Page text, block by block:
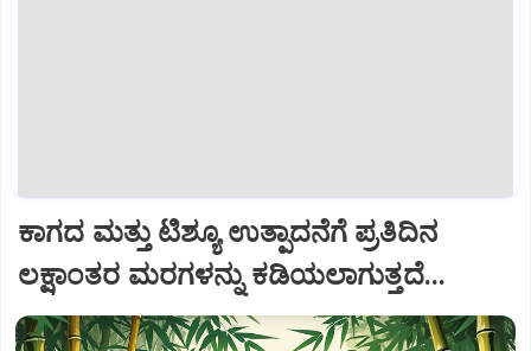
ಕಾಗದ ಮತ್ತು ಟಿಶ್ಯೂ ಉತ್ಪಾದನೆಗೆ ಪ್ರತಿದಿನ
ಲಕ್ಷಾಂತರ ಮರಗಳನ್ನು ಕಡಿಯಲಾಗುತ್ತದೆ...